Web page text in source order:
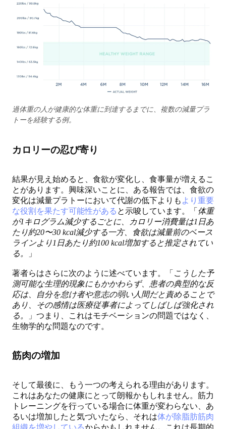
過体重の人が健康的な体重に到達するまでに、複数の減量プラ
トーを経験する例。
カロリーの忍び寄り
結果が見え始めると、食欲が変化し、食事量が増えるこ
とがあります。興味深いことに、ある報告では、食欲の
変化は減量プラトーにおいて代謝の低下よりも より重要
な役割を果たす可能性がある と示唆しています。「 体重
が1キログラム減少するごとに、カロリー消費量は1日あ
たり約20〜30 kcal減少する一方、食欲は減量前のベース
ラインより1日あたり約100 kcal増加すると推定されてい
る。
」
著者らはさらに次のように述べています。「 こうした予
測可能な生理的現象にもかかわらず、患者の典型的な反
応は、自分を怠け者や意志の弱い人間だと責めることで
あり、その感情は医療従事者によってしばしば強化され
る。
」つまり、これはモチベーションの問題ではなく、
生物学的な問題なのです。
筋肉の増加
そして最後に、もう一つの考えられる理由があります。
これはあなたの健康にとって朗報かもしれません。筋力
トレーニングを行っている場合に体重が変わらない、あ
るいは増加したと気づいたなら、それは体が除脂肪筋肉
組織を増やしているからかもしれません。これは長期的